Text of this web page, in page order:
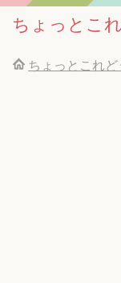
ちょっとこ
ちょっとこれど